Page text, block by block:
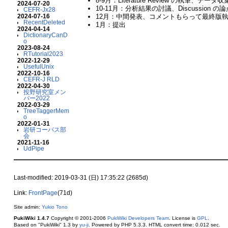
2024-07-20
CEFR-Jx28
2024-07-16
RecentDeleted
2024-04-14
DictionaryCanD
o
2023-08-24
RTutorial2023
2022-12-29
UsefulUnix
2022-10-16
CEFR-J RLD
2022-04-30
投野研究室メン
バー2022
2022-03-29
TreeTaggerMem
o
2022-01-31
岩研コーパス部
会
2021-11-16
UdPipe
10-11月：分析結果の討議、Discussion の
12月：中間発表、コメントもらって最終版
1月：提出
Last-modified: 2019-03-31 (日) 17:35:22 (2685d)
Link: FrontPage(71d)
Site admin: Yukio Tono
PukiWiki 1.4.7Copyright © 2001-2006 PukiWiki Developers Team. License is GPL
Based on "PukiWiki" 1.3 by yu-ji. Powered by PHP 5.3.3. HTML convert time: 0.012 sec.